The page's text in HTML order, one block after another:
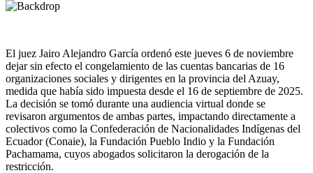
El juez Jairo Alejandro García ordenó este jueves 6 de noviembre
dejar sin efecto el congelamiento de las cuentas bancarias de 16
organizaciones sociales y dirigentes en la provincia del Azuay,
medida que había sido impuesta desde el 16 de septiembre de 2025.
La decisión se tomó durante una audiencia virtual donde se
revisaron argumentos de ambas partes, impactando directamente a
colectivos como la Confederación de Nacionalidades Indígenas del
Ecuador (Conaie), la Fundación Pueblo Indio y la Fundación
Pachamama, cuyos abogados solicitaron la derogación de la
restricción.